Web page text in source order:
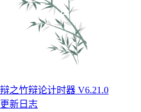
辩之竹辩论计时器 V6.21.0
更新日志